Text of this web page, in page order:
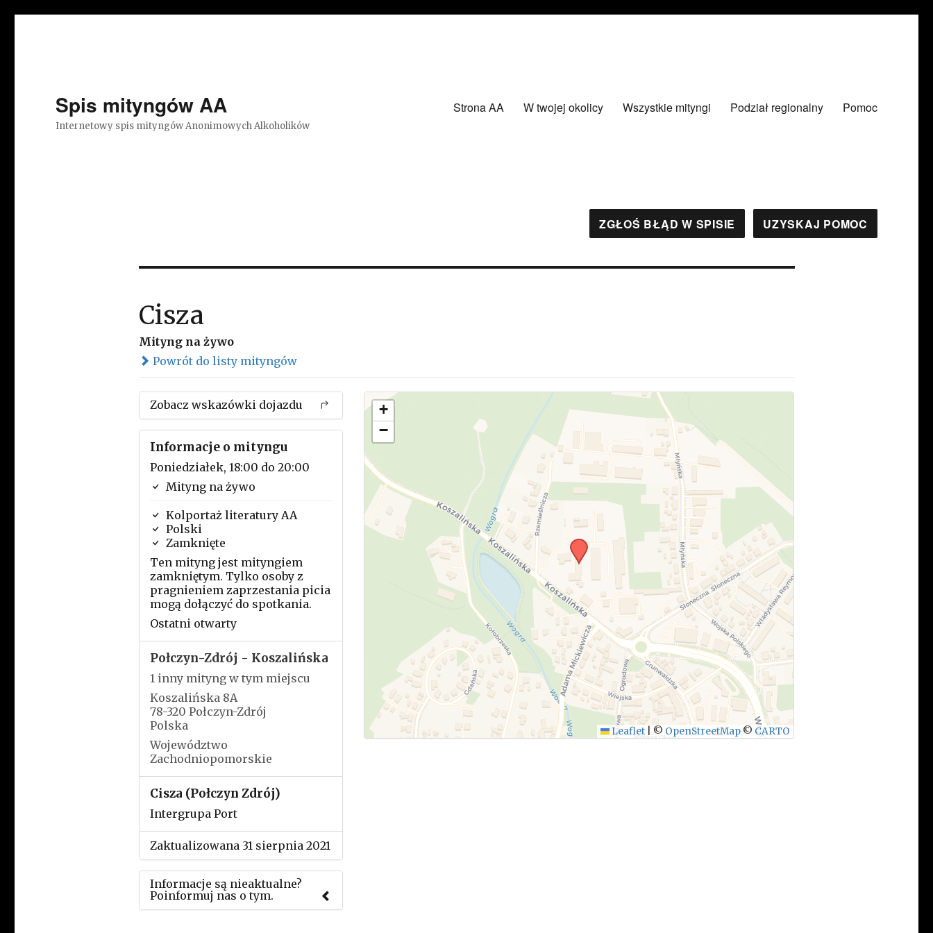
Spis mityngów AA
Internetowy spis mityngów Anonimowych Alkoholików
Strona AA W twojej okolicy Wszystkie mityngi Podział regionalny Pomoc
ZGŁOŚ BŁĄD W SPISIE UZYSKAJ POMOC
Cisza
Mityng na żywo
Powrót do listy mityngów
Zobacz wskazówki dojazdu
Informacje o mityngu
Poniedziałek, 18:00 do 20:00
Mityng na żywo
Kolportaż literatury AA
Polski
Zamknięte
Ten mityng jest mityngiem
zamkniętym. Tylko osoby z
pragnieniem zaprzestania picia
mogą dołączyć do spotkania.
Ostatni otwarty
Połczyn-Zdrój - Koszalińska
1 inny mityng w tym miejscu
Koszalińska 8A
78-320 Połczyn-Zdrój
Polska
Województwo
Zachodniopomorskie
Cisza (Połczyn Zdrój)
Intergrupa Port
Zaktualizowana 31 sierpnia 2021
Informacje są nieaktualne?
Poinformuj nas o tym.
+
−
Leaflet © OpenStreetMap © CARTO